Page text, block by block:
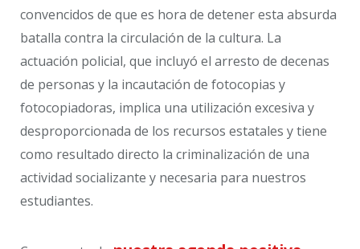
convencidos de que es hora de detener esta absurda
batalla contra la circulación de la cultura. La
actuación policial, que incluyó el arresto de decenas
de personas y la incautación de fotocopias y
fotocopiadoras, implica una utilización excesiva y
desproporcionada de los recursos estatales y tiene
como resultado directo la criminalización de una
actividad socializante y necesaria para nuestros
estudiantes.